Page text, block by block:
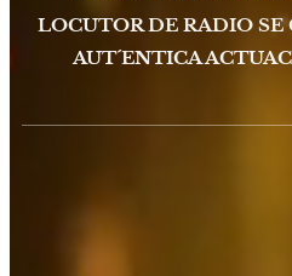
LOCUTOR DE RADIO
AUT´ENTICA